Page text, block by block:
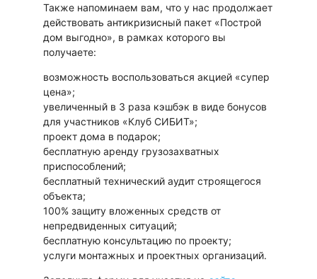
Также напоминаем вам, что у нас продолжает
действовать антикризисный пакет «Построй
дом выгодно», в рамках которого вы
получаете:
возможность воспользоваться акцией «супер
цена»;
увеличенный в 3 раза кэшбэк в виде бонусов
для участников «Клуб СИБИТ»;
проект дома в подарок;
бесплатную аренду грузозахватных
приспособлений;
бесплатный технический аудит строящегося
объекта;
100% защиту вложенных средств от
непредвиденных ситуаций;
бесплатную консультацию по проекту;
услуги монтажных и проектных организаций.